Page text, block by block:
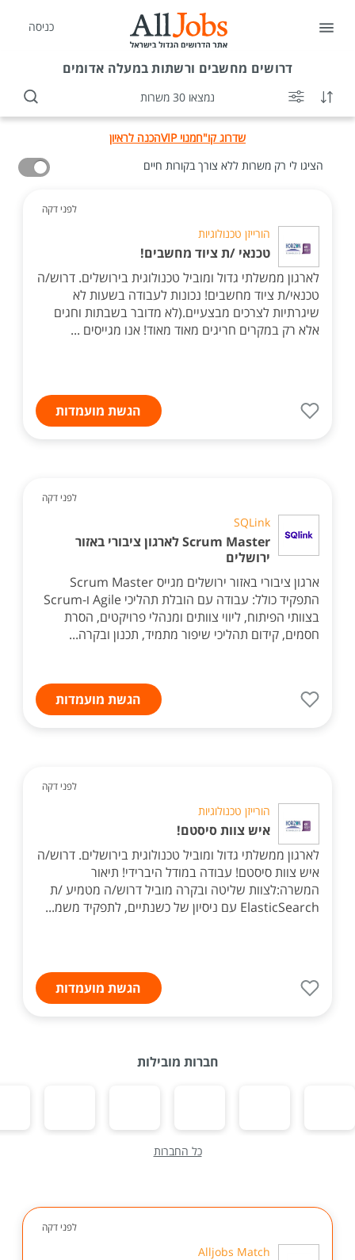
כניסה
דרושים מחשבים ורשתות במעלה אדומים
נמצאו 30 משרות
שדרוג קו"חמנוי VIP
הכנה לראיון
הציגו לי רק משרות ללא צורך בקורות חיים
לפני דקה
הורייזן טכנולוגיות
טכנאי /ת ציוד מחשבים!
לארגון ממשלתי גדול ומוביל טכנולוגית בירושלים. דרוש/ה
טכנאי/ת ציוד מחשבים! נכונות לעבודה בשעות לא
שיגרתיות לצרכים מבצעיים.(לא מדובר בשבתות וחגים
אלא רק במקרים חריגים מאוד מאוד! אנו מגייסים ...
הגשת מועמדות
לפני דקה
SQLink
Scrum Master לארגון ציבורי באזור
ירושלים
ארגון ציבורי באזור ירושלים מגייס Scrum Master
התפקיד כולל: עבודה עם הובלת תהליכי Agile ו-Scrum
בצוותי הפיתוח, ליווי צוותים ומנהלי פרויקטים, הסרת
חסמים, קידום תהליכי שיפור מתמיד, תכנון ובקרה...
הגשת מועמדות
לפני דקה
הורייזן טכנולוגיות
איש צוות סיסטם!
לארגון ממשלתי גדול ומוביל טכנולוגית בירושלים. דרוש/ה
איש צוות סיסטם! עבודה במודל היברידי! תיאור
המשרה:לצוות שליטה ובקרה מוביל דרוש/ה מטמיע /ת
ElasticSearch עם ניסיון של כשנתיים, לתפקיד משמ...
הגשת מועמדות
חברות מובילות
כל החברות
לפני דקה
Alljobs Match